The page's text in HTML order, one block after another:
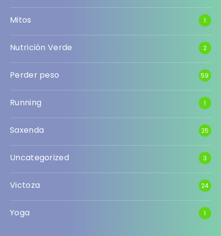
Mitos 1
Nutrición Verde 2
Perder peso 59
Running 1
Saxenda 25
Uncategorized 3
Victoza 24
Yoga 1